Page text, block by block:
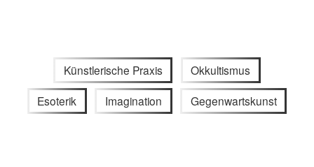
Künstlerische Praxis Okkultismus
Esoterik Imagination Gegenwartskunst